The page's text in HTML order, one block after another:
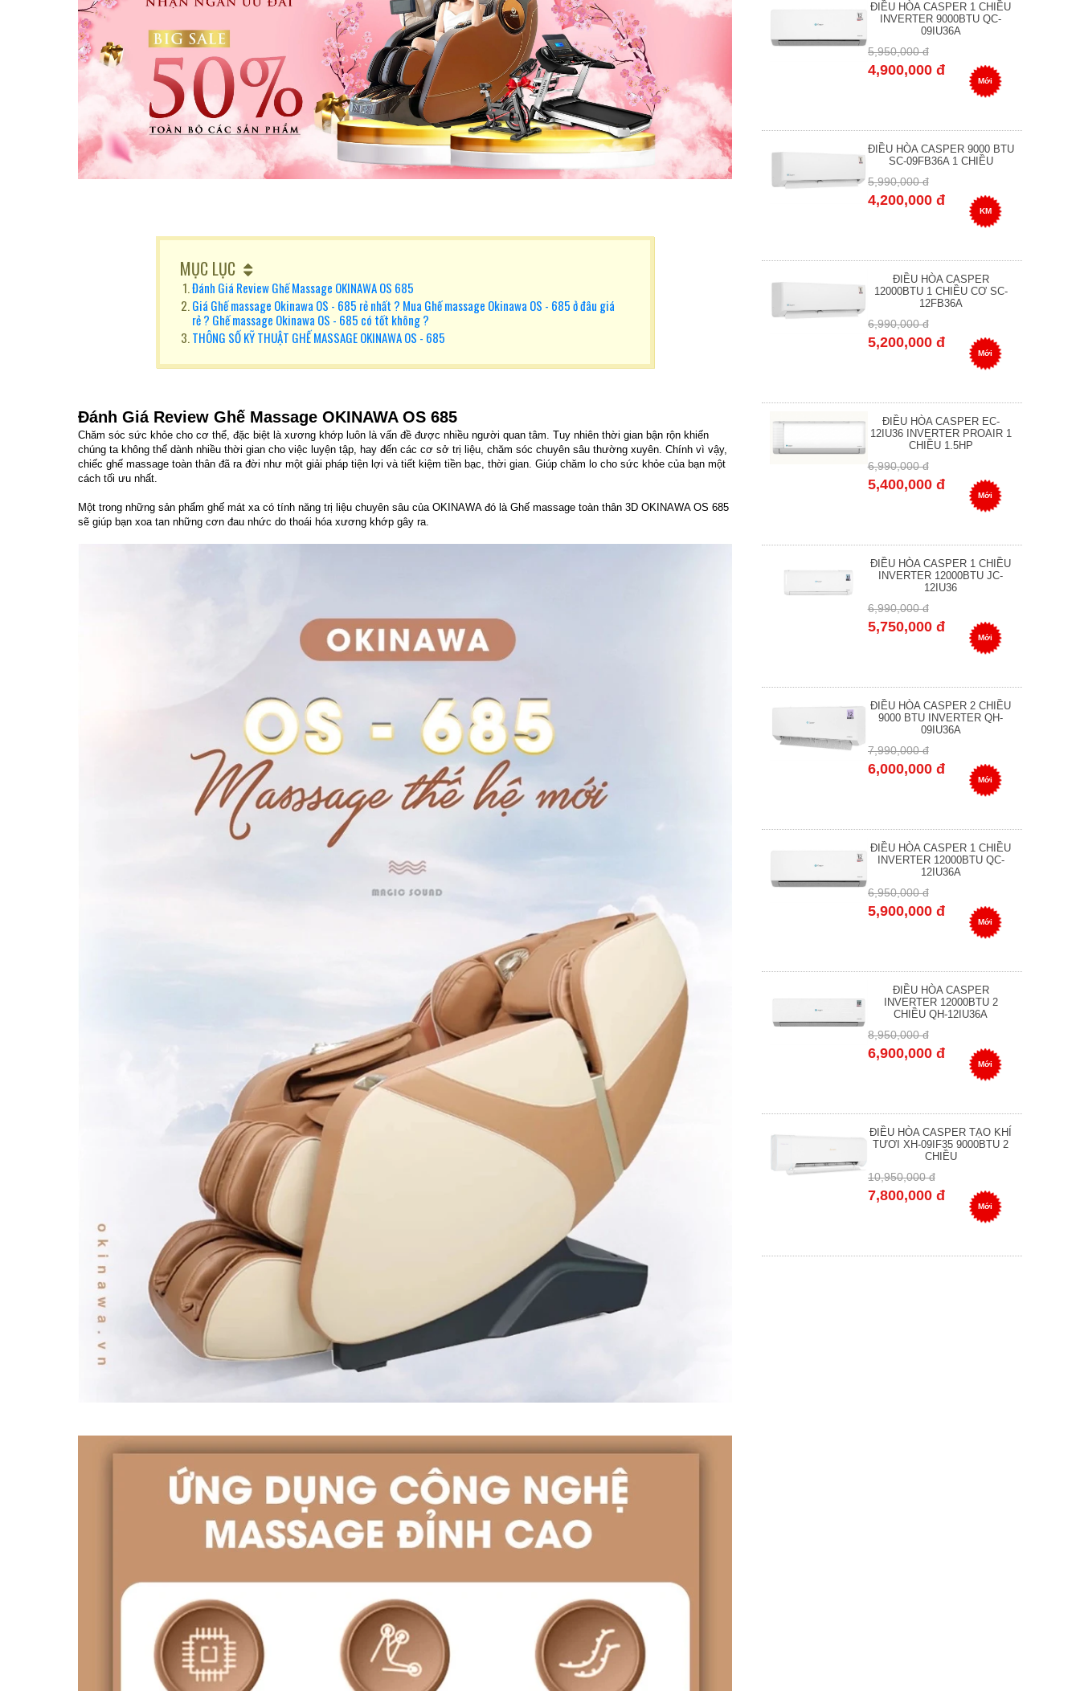
MỤC LỤC
Đánh Giá Review Ghế Massage OKINAWA OS 685
Giá Ghế massage Okinawa OS - 685 rẻ nhất ? Mua Ghế massage Okinawa OS - 685 ở đâu giá
rẻ ? Ghế massage Okinawa OS - 685 có tốt không ?
THÔNG SỐ KỸ THUẬT GHẾ MASSAGE OKINAWA OS - 685
Đánh Giá Review Ghế Massage OKINAWA OS 685
Chăm sóc sức khỏe cho cơ thể, đặc biệt là xương khớp luôn là vấn đề được nhiều người quan tâm. Tuy nhiên thời gian bận rộn khiến
chúng ta không thể dành nhiều thời gian cho việc luyện tập, hay đến các cơ sở trị liệu, chăm sóc chuyên sâu thường xuyên. Chính vì vậy,
chiếc ghế massage toàn thân đã ra đời như một giải pháp tiện lợi và tiết kiệm tiền bạc, thời gian. Giúp chăm lo cho sức khỏe của bạn một
cách tối ưu nhất.
Một trong những sản phẩm ghế mát xa có tính năng trị liệu chuyên sâu của OKINAWA đó là Ghế massage toàn thân 3D OKINAWA OS 685
sẽ giúp bạn xoa tan những cơn đau nhức do thoái hóa xương khớp gây ra.
ĐIỀU HÒA CASPER 1 CHIỀU
INVERTER 9000BTU QC-
09IU36A
5,950,000 đ
4,900,000 đ
Mới
ĐIỀU HÒA CASPER 9000 BTU
SC-09FB36A 1 CHIỀU
5,990,000 đ
4,200,000 đ
KM
ĐIỀU HÒA CASPER
12000BTU 1 CHIỀU CƠ SC-
12FB36A
6,990,000 đ
5,200,000 đ
Mới
ĐIỀU HÒA CASPER EC-
12IU36 INVERTER PROAIR 1
CHIỀU 1.5HP
6,990,000 đ
5,400,000 đ
Mới
ĐIỀU HÒA CASPER 1 CHIỀU
INVERTER 12000BTU JC-
12IU36
6,990,000 đ
5,750,000 đ
Mới
ĐIỀU HÒA CASPER 2 CHIỀU
9000 BTU INVERTER QH-
09IU36A
7,990,000 đ
6,000,000 đ
Mới
ĐIỀU HÒA CASPER 1 CHIỀU
INVERTER 12000BTU QC-
12IU36A
6,950,000 đ
5,900,000 đ
Mới
ĐIỀU HÒA CASPER
INVERTER 12000BTU 2
CHIỀU QH-12IU36A
8,950,000 đ
6,900,000 đ
Mới
ĐIỀU HÒA CASPER TẠO KHÍ
TƯƠI XH-09IF35 9000BTU 2
CHIỀU
10,950,000 đ
7,800,000 đ
Mới